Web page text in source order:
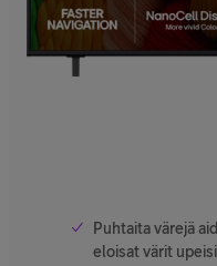
Puhtaita värejä
eloisat värit